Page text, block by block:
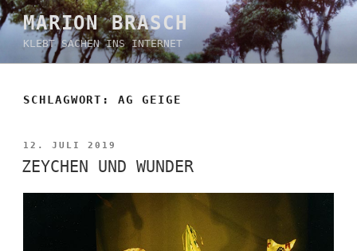
Zum
Inhalt
springen
MARION BRASCH
KLEBT SACHEN INS INTERNET
SCHLAGWORT:AG GEIGE
VERÖFFENTLICHT
AM
12. JULI 2019
ZEYCHEN UND WUNDER